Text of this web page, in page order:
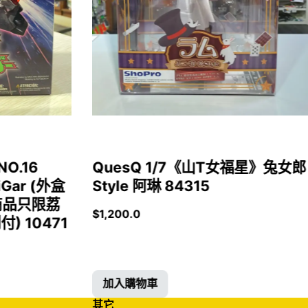
(外盒
只限荔
) 10471
QuesQ 1/7《山T女福星》兔女郎
Style 阿琳 84315
$1,200.0
加入購物車
其它